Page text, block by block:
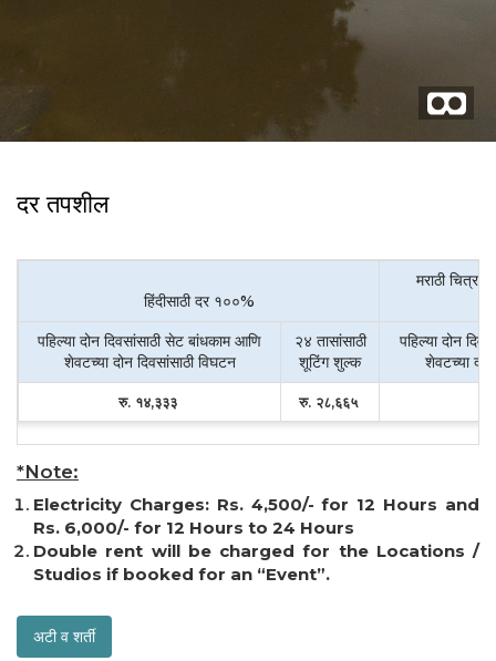
दर तपशील
हिंदीसाठी दर १००%
मराठी
पहिल्या दोन दिवसांसाठी सेट बांधकाम आणि
शेवटच्या दोन दिवसांसाठी विघटन
२४ तासांसाठी
शूटिंग शुल्क
पहिल्या दोन
शेवटच्या
रु. १४,३३३ रु. २८,६६५
*Note:
Electricity Charges: Rs. 4,500/- for 12 Hours and
Rs. 6,000/- for 12 Hours to 24 Hours
Double rent will be charged for the Locations /
Studios if booked for an “Event”.
अटी व शर्ती